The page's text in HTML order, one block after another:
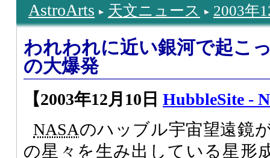
AstroArts 天文ニュース 2003年
われわれに近い銀河で起こ
の大爆発
【2003年12月10日 HubbleSite -
NASAのハッブル宇宙望遠鏡
の星々を生み出している星形